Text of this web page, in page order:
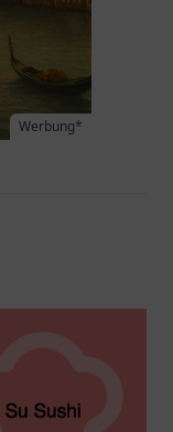
Werbung*